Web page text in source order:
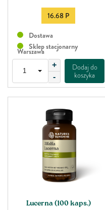
16.68 P
Dostawa
Sklep stacjonarny
Warszawa
+
-
Dodaj do
koszyka
Lucerna (100 kaps.)